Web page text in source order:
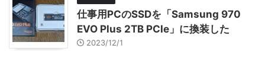
仕事用PCのSSDを「Samsung 970
EVO Plus 2TB PCIe」に換装した
2023/12/1